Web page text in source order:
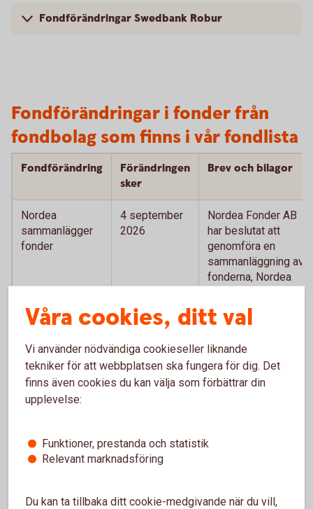
Fondförändringar Swedbank Robur
Fondförändringar i fonder från
fondbolag som finns i vår fondlista
Fondförändring
Förändringen
sker
Brev och bilagor
Nordea
sammanlägger
fonder
4 september
2026
Nordea Fonder AB
har beslutat att
genomföra en
sammanläggning av
fonderna, Nordea
Sustainable Stars
och Nordea Nordic
FI0008813399.
Sammanslagningen
sker den 4
Nordea
Våra cookies, ditt val
Vi använder nödvändiga cookieseller liknande
tekniker för att webbplatsen ska fungera för dig. Det
finns även cookies du kan välja som förbättrar din
upplevelse:
Funktioner, prestanda och statistik
Relevant marknadsföring
Du kan ta tillbaka ditt cookie-medgivande när du vill,